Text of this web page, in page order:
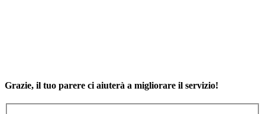
Grazie, il tuo parere ci aiuterà a migliorare il servizio!